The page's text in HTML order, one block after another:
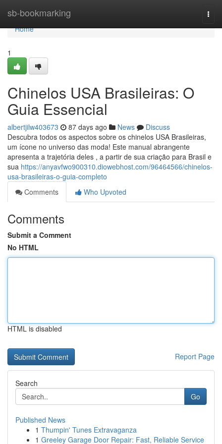
sb-bookmarking
Home
Home
1
Chinelos USA Brasileiras: O
Guia Essencial
albertjilw403673 87 days ago News
Discuss
Descubra todos os aspectos sobre os chinelos USA Brasileiras,
um ícone no universo das moda! Este manual abrangente
apresenta a trajetória deles , a partir de sua criação para Brasil e
sua https://anyavfwo900310.diowebhost.com/96464566/chinelos-
usa-brasileiras-o-guia-completo
Comments
Who Upvoted
Comments
Submit a Comment
No HTML
HTML is disabled
Report Page
Search
Go
Published News
1 Thumpin' Tunes Extravaganza
1 Greeley Garage Door Repair: Fast, Reliable Service